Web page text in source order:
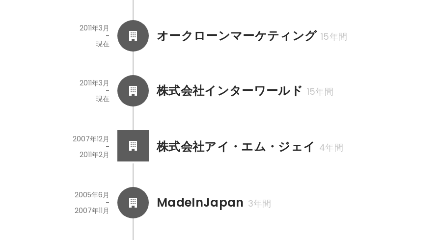
オークローンマーケティング 15年間
2011年3月
-
現在
株式会社インターワールド 15年間
2011年3月
-
現在
株式会社アイ・エム・ジェイ 4年間
2007年12月
-
2011年2月
MadeInJapan 3年間
2005年6月
-
2007年11月